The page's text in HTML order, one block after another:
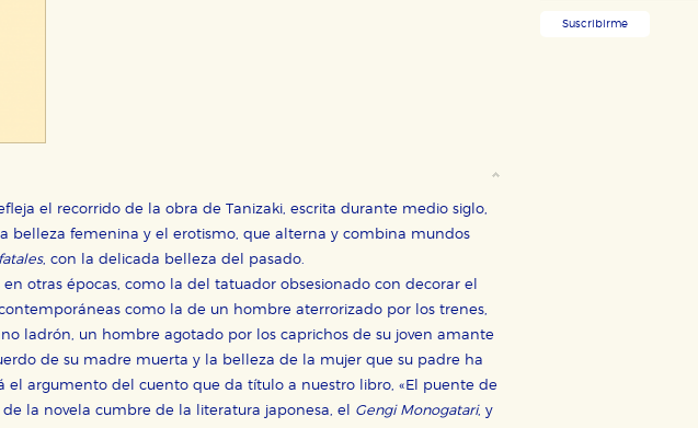
el recorrido de la obra de Tanizaki, escrita durante medio siglo,
belleza femenina y el erotismo, que alterna y combina mundos
, con la delicada belleza del pasado.
otras épocas, como la del tatuador obsesionado con decorar el
como la de un hombre aterrorizado por los trenes,
ladrón, un hombre agotado por los caprichos de su joven amante
de su madre muerta y la belleza de la mujer que su padre ha
el argumento del cuento que da título a nuestro libro, «El puente de
la novela cumbre de la literatura japonesa, el Gengi Monogatari, y
Suscribirme